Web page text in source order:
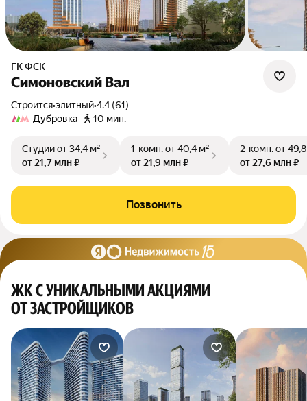
ГК ФСК
Симоновский Вал
Строится•элитный•4.4 (61)
Дубровка
10 мин.
Студииот 34,4 м²
от 21,7 млн ₽
1-комн.от 40,4 м²
от 21,9 млн ₽
2-комн.от
от 27,6 млн ₽
Позвонить
ЖК С УНИКАЛЬНЫМИ АКЦИЯМИ
ОТ ЗАСТРОЙЩИКОВ